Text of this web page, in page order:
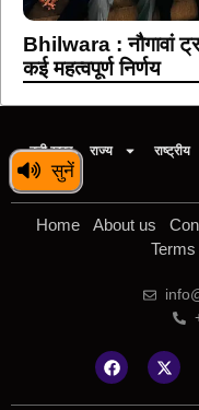
सुनें
Bhilwara : नौगावां
कई महत्वपूर्ण निर्णय
बड़ी खबर राज्य राष्ट्रीय
Home About us